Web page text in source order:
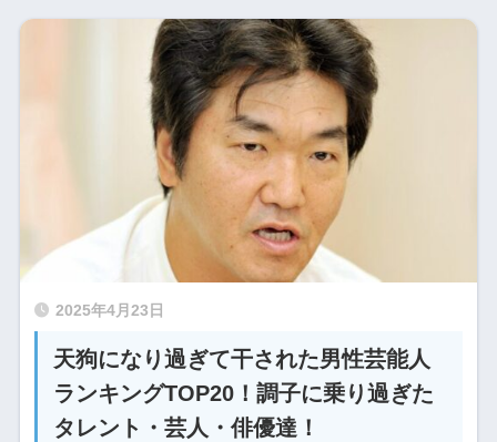
2025年4月23日
天狗になり過ぎて干された男性芸能人
ランキングTOP20！調子に乗り過ぎた
タレント・芸人・俳優達！